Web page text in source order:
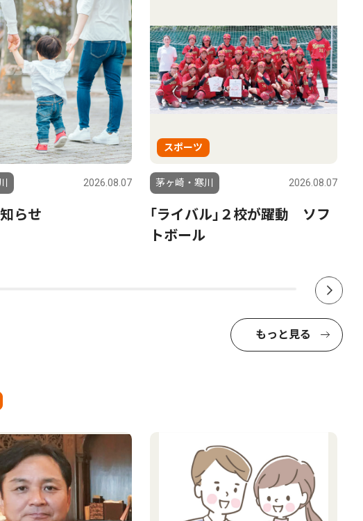
2026.08.07
らせ
スポーツ
茅ヶ崎・寒川 2026.08.07
｢ライバル｣２校が躍動 ソフ
トボール
もっと見る